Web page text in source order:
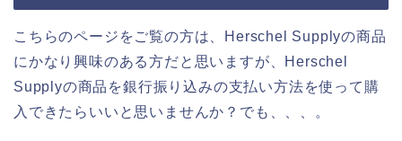
こちらのページをご覧の方は、Herschel Supplyの商品
にかなり興味のある方だと思いますが、Herschel
Supplyの商品を銀行振り込みの支払い方法を使って購
入できたらいいと思いませんか？でも、、、。